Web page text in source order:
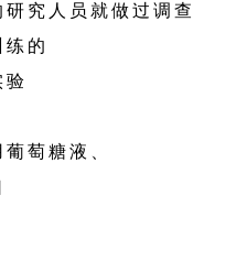
研究人员就做过调查
的
萄糖液、